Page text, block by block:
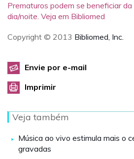
Prematuros podem se beneficiar
dia/noite. Veja em Bibliomed
Copyright © 2013 Bibliomed, Inc.
Envie por e-mail
Imprimir
Veja também
Música ao vivo estimula mais o
gravadas